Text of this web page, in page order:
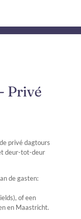
Privé
privé dagtours
deur-tot-deur
de gasten:
of een
en Maastricht.